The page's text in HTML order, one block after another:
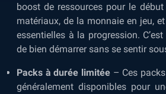
boost de ressources pour le
matériaux, de la monnaie en jeu,
essentielles à la progression.
de bien démarrer sans se sentir
Packs à durée limitée – Ces
généralement disponibles pour